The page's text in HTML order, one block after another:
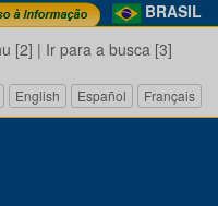
BRASIL
[2] | Ir para a busca [3]
English Español Français